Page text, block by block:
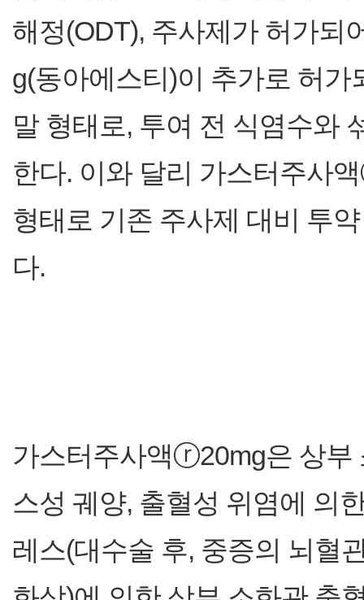
해정(ODT), 주사제가 허가
g(동아에스티)이 추가로 허
말 형태로, 투여 전 식염수와
한다. 이와 달리 가스터주사
형태로 기존 주사제 대비 투
다.
가스터주사액ⓡ20mg은 상부
스성 궤양, 출혈성 위염에 의
레스(대수술 후, 중증의 뇌혈